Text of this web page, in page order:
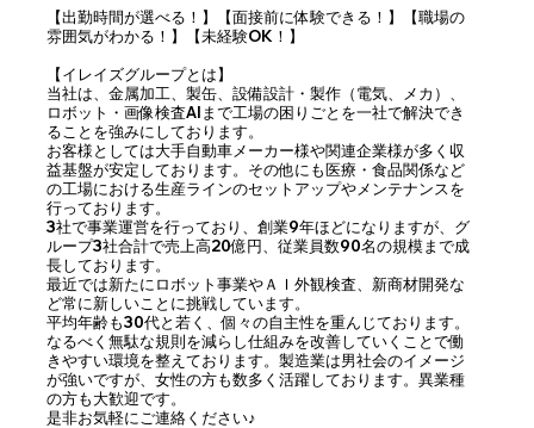
【出勤時間が選べる！】【面接前に体験できる！】【職場の
雰囲気がわかる！】【未経験OK！】
【イレイズグループとは】
当社は、金属加工、製缶、設備設計・製作（電気、メカ）、
ロボット・画像検査AIまで工場の困りごとを一社で解決でき
ることを強みにしております。
お客様としては大手自動車メーカー様や関連企業様が多く収
益基盤が安定しております。その他にも医療・食品関係など
の工場における生産ラインのセットアップやメンテナンスを
行っております。
3社で事業運営を行っており、創業9年ほどになりますが、グ
ループ3社合計で売上高20億円、従業員数90名の規模まで成
長しております。
最近では新たにロボット事業やＡＩ外観検査、新商材開発な
ど常に新しいことに挑戦しています。
平均年齢も30代と若く、個々の自主性を重んじております。
なるべく無駄な規則を減らし仕組みを改善していくことで働
きやすい環境を整えております。製造業は男社会のイメージ
が強いですが、女性の方も数多く活躍しております。異業種
の方も大歓迎です。
是非お気軽にご連絡ください♪